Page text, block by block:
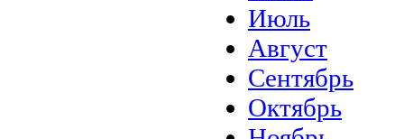
Июль
Август
Сентябрь
Октябрь